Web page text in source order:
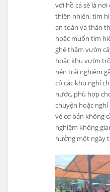
với hồ cá sẽ là
thiên nhiên, tìm
an toàn và thân
hoặc muốn tìm
ghé thăm vườn
hoặc khu vườn
nên trải nghiệm
có các khu nghỉ
nước, phù hợp
chuyện hoặc
vé cơ bản không
nghiệm không
hưởng một ngày